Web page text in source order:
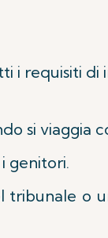
i requisiti
si viaggia
genitori.
o